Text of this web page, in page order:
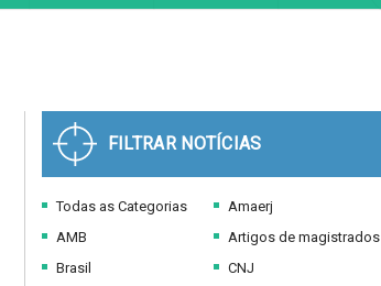
FILTRAR NOTÍCIAS
Todas as Categorias
AMB
Brasil
Amaerj
Artigos de magistrados
CNJ